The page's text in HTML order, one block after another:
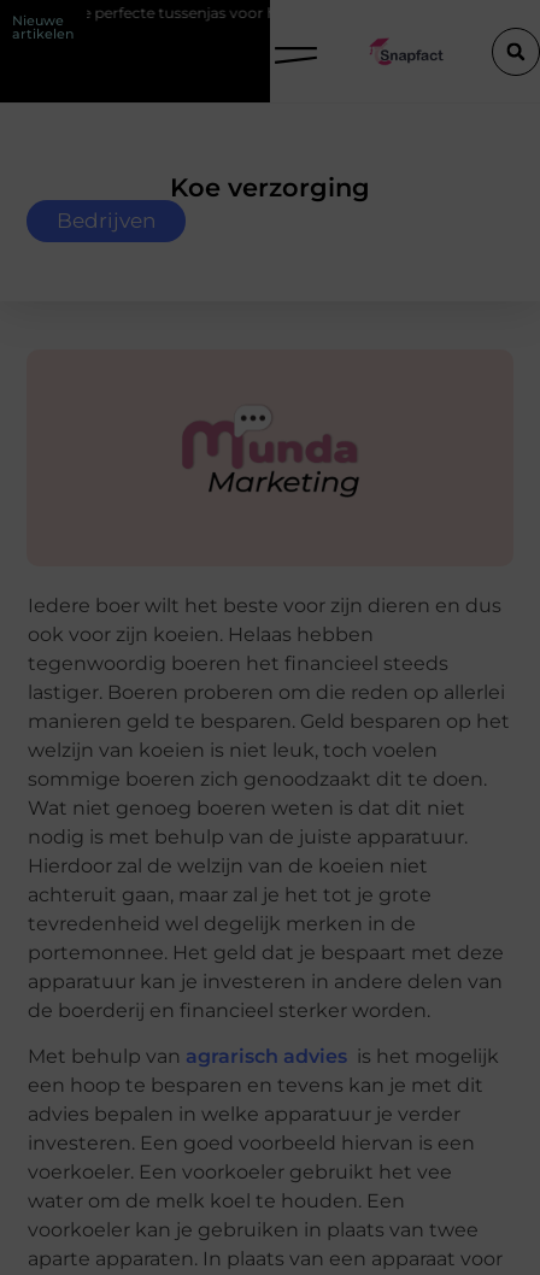
Nieuwe
artikelen
tussenjas voor heren 123theorie: Slim je theorie halen zonder
Koe verzorging
Bedrijven
Iedere boer wilt het beste voor zijn dieren en dus
ook voor zijn koeien. Helaas hebben
tegenwoordig boeren het financieel steeds
lastiger. Boeren proberen om die reden op allerlei
manieren geld te besparen. Geld besparen op het
welzijn van koeien is niet leuk, toch voelen
sommige boeren zich genoodzaakt dit te doen.
Wat niet genoeg boeren weten is dat dit niet
nodig is met behulp van de juiste apparatuur.
Hierdoor zal de welzijn van de koeien niet
achteruit gaan, maar zal je het tot je grote
tevredenheid wel degelijk merken in de
portemonnee. Het geld dat je bespaart met deze
apparatuur kan je investeren in andere delen van
de boerderij en financieel sterker worden.
Met behulp van agrarisch advies is het mogelijk
een hoop te besparen en tevens kan je met dit
advies bepalen in welke apparatuur je verder
investeren. Een goed voorbeeld hiervan is een
voerkoeler. Een voorkoeler gebruikt het vee
water om de melk koel te houden. Een
voorkoeler kan je gebruiken in plaats van twee
aparte apparaten. In plaats van een apparaat voor